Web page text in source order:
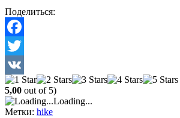
Поделиться:
Facebook
Twitter
VK
5,00 out of 5)
Loading...
Метки: hike